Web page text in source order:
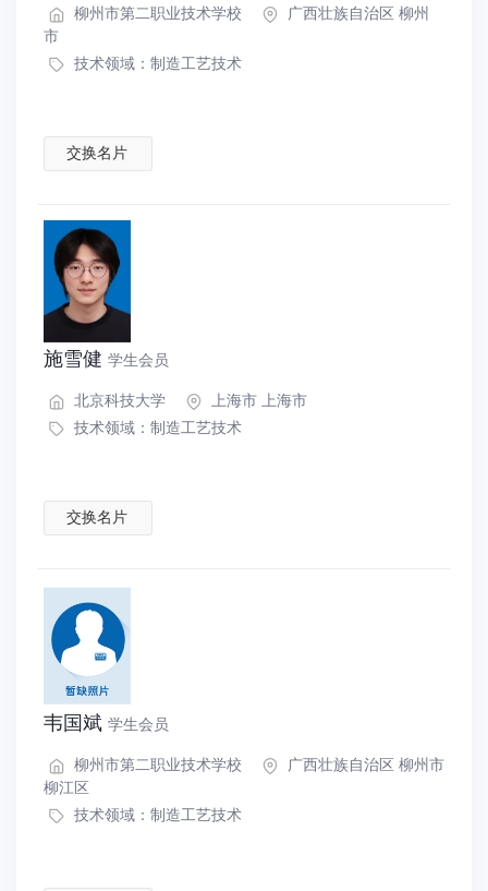
柳州市第二职业技术学校
广西壮族自治区 柳州
市
技术领域： 制造工艺技术
交换名片
施雪健 学生会员
北京科技大学
上海市 上海市
技术领域： 制造工艺技术
交换名片
韦国斌 学生会员
柳州市第二职业技术学校
广西壮族自治区 柳州市
柳江区
技术领域： 制造工艺技术